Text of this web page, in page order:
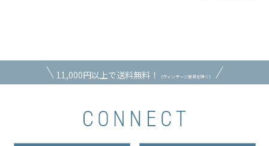
11,000円以上で送料無料！ （ヴィンテージ家具を除く）